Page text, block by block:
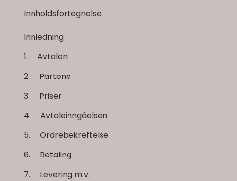
Innholdsfortegnelse:
Innledning
1. Avtalen
2. Partene
3. Priser
4. Avtaleinngåelsen
5. Ordrebekreftelse
6. Betaling
7. Levering m.v.